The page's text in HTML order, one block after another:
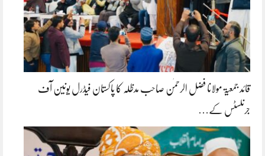
قائد جمعیۃ مولانا فضل الرحمٰن صاحب مدظلہ کا پاکستان فیڈرل یونین آف
جرنلسٹس کے…